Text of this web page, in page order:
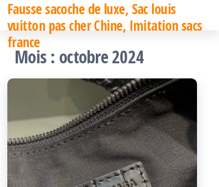
Passer
contenu
Fausse sacoche de luxe, Sac louis
vuitton pas cher Chine, Imitation sacs
france
Mois : octobre 2024